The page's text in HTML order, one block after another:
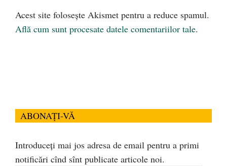
Acest site folosește Akismet pentru a reduce spamul.
Află cum sunt procesate datele comentariilor tale.
ABONAȚI-VĂ
Introduceți mai jos adresa de email pentru a primi
notificări cînd sînt publicate articole noi.